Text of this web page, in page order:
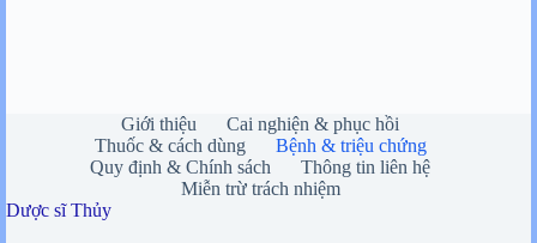
Giới thiệu
Cai nghiện & phục hồi
Thuốc & cách dùng
Bệnh & triệu chứng
Quy định & Chính sách
Thông tin liên hệ
Miễn trừ trách nhiệm
Dược sĩ Thủy